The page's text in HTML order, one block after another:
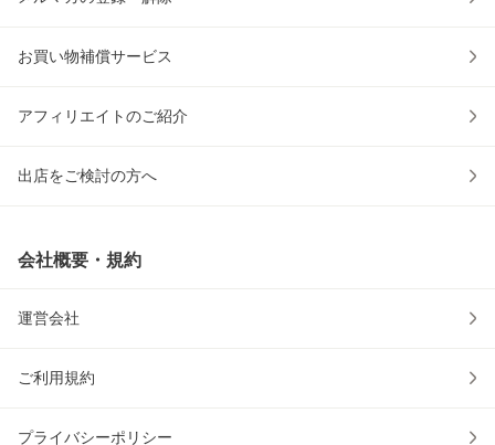
お買い物補償サービス
アフィリエイトのご紹介
出店をご検討の方へ
会社概要・規約
運営会社
ご利用規約
プライバシーポリシー